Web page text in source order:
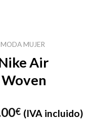
MODA MUJER
Air
€El
(IVA incluido)